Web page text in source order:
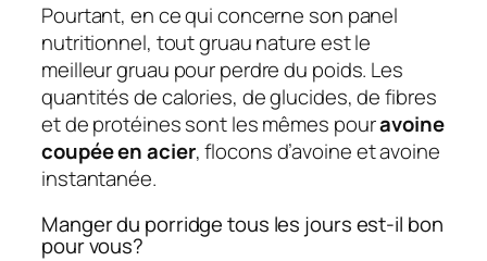
Pourtant, en ce qui concerne son panel
nutritionnel, tout gruau nature est le
meilleur gruau pour perdre du poids. Les
quantités de calories, de glucides, de fibres
et de protéines sont les mêmes pouravoine
coupée en acier, flocons d’avoine et avoine
instantanée.
Manger du porridge tous les jours est-il bon
pour vous?